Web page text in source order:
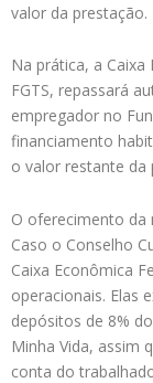
valor da prestação.
Na prática, a
FGTS, repassará
empregador no
financiamento
o valor restante da
O oferecimento da
Caso o Conselho
Caixa Econômica
operacionais. Elas
depósitos de 8%
Minha Vida, assim
conta do